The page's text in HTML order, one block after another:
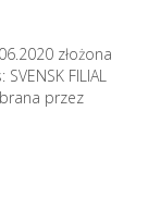
złożona
FILIAL
przez